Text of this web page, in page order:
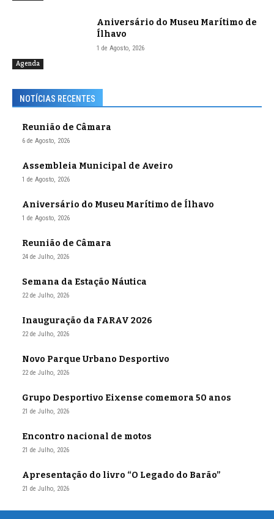
Agenda
Aniversário do Museu Marítimo de
Ílhavo
1 de Agosto, 2026
NOTÍCIAS RECENTES
Reunião de Câmara
6 de Agosto, 2026
Assembleia Municipal de Aveiro
1 de Agosto, 2026
Aniversário do Museu Marítimo de Ílhavo
1 de Agosto, 2026
Reunião de Câmara
24 de Julho, 2026
Semana da Estação Náutica
22 de Julho, 2026
Inauguração da FARAV 2026
22 de Julho, 2026
Novo Parque Urbano Desportivo
22 de Julho, 2026
Grupo Desportivo Eixense comemora 50 anos
21 de Julho, 2026
Encontro nacional de motos
21 de Julho, 2026
Apresentação do livro “O Legado do Barão”
21 de Julho, 2026